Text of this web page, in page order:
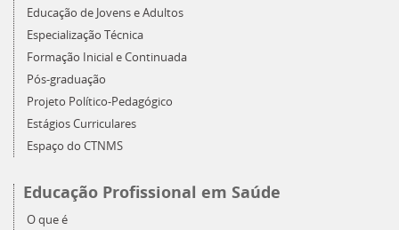
Educação de Jovens e Adultos
Especialização Técnica
Formação Inicial e Continuada
Pós-graduação
Projeto Político-Pedagógico
Estágios Curriculares
Espaço do CTNMS
Educação Profissional em Saúde
O que é